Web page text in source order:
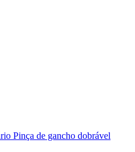
Pinça de gancho dobrável